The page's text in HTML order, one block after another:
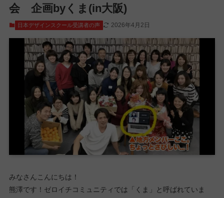
会 企画byくま(in大阪)
日本デザインスクール受講者の声 2026年4月2日
みなさんこんにちは！
熊澤です！ゼロイチコミュニティでは「くま」と呼ばれていま